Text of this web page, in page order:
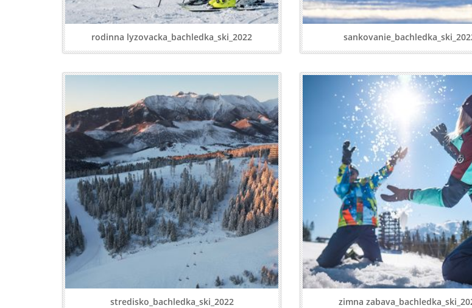
rodinna lyzovacka_bachledka_ski_2022
stredisko_bachledka_ski_2022 zimna